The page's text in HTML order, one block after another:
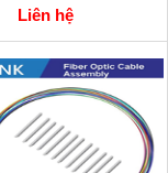
Liên hệ